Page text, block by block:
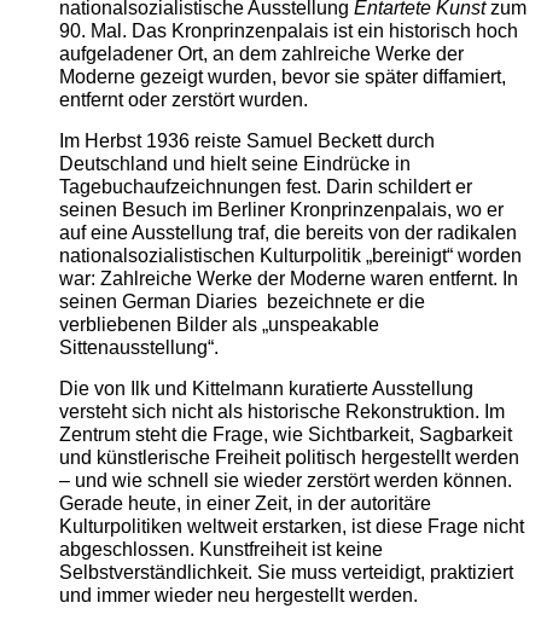
nationalsozialistische Ausstellung Entartete Kunstzum
90. Mal. Das Kronprinzenpalais ist ein historisch hoch
aufgeladener Ort, an dem zahlreiche Werke der
Moderne gezeigt wurden, bevor sie später diffamiert,
entfernt oder zerstört wurden.
Im Herbst 1936 reiste Samuel Beckett durch
Deutschland und hielt seine Eindrücke in
Tagebuchaufzeichnungen fest. Darin schildert er
seinen Besuch im Berliner Kronprinzenpalais, wo er
auf eine Ausstellung traf, die bereits von der radikalen
nationalsozialistischen Kulturpolitik „bereinigt“ worden
war: Zahlreiche Werke der Moderne waren entfernt. In
seinen German Diaries bezeichnete er die
verbliebenen Bilder als „unspeakable
Sittenausstellung“.
Die von Ilk und Kittelmann kuratierte Ausstellung
versteht sich nicht als historische Rekonstruktion. Im
Zentrum steht die Frage, wie Sichtbarkeit, Sagbarkeit
und künstlerische Freiheit politisch hergestellt werden
– und wie schnell sie wieder zerstört werden können.
Gerade heute, in einer Zeit, in der autoritäre
Kulturpolitiken weltweit erstarken, ist diese Frage nicht
abgeschlossen. Kunstfreiheit ist keine
Selbstverständlichkeit. Sie muss verteidigt, praktiziert
und immer wieder neu hergestellt werden.